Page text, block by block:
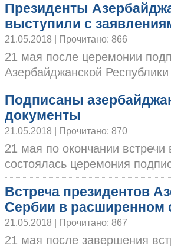
Президенты
выступили с
21.05.2018 | Прочитано: 866
21 мая после церемонии
Азербайджанской
Подписаны
документы
21.05.2018 | Прочитано: 870
21 мая по окончании
состоялась церемония
Встреча президентов
Сербии в расширенном
21.05.2018 | Прочитано: 867
21 мая после завершения